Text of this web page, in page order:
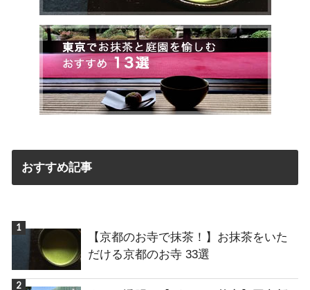
おすすめ記事
【京都のお寺で抹茶！】お抹茶をいた
だける京都のお寺 33選